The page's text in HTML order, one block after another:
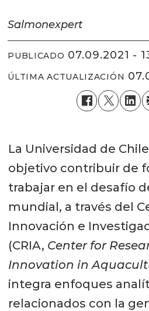
Salmonexpert
PUBLICADO 07.09.2021 -
ÚLTIMA ACTUALIZACIÓN
La Universidad de
objetivo contribuir de
trabajar en el desafío
mundial, a través del
Innovación e
(CRIA, Center for
Innovation in
integra enfoques
relacionados con la